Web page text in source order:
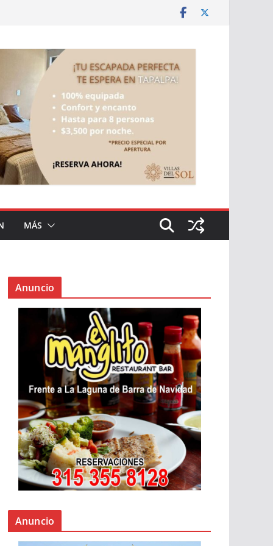
MÁS
Anuncio
Anuncio